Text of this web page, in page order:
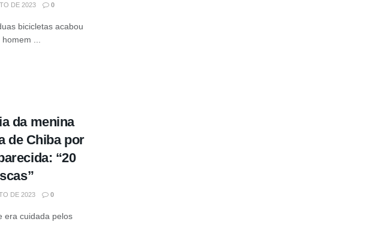
DE 2023 0
bicicletas acabou
...
da menina
de Chiba por
“20
DE 2023 0
era cuidada pelos